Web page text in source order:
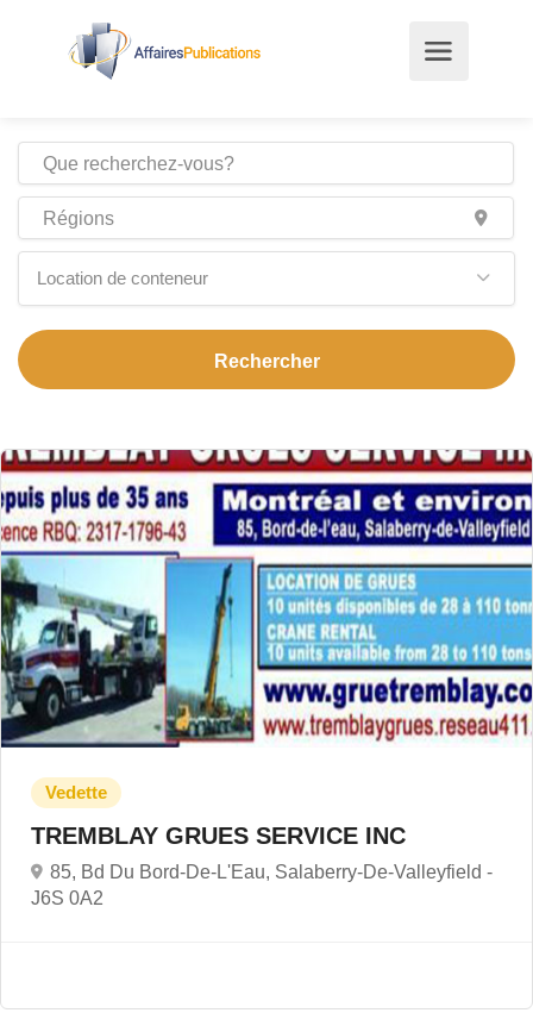
Location de conteneur
TREMBLAY GRUES SERVICE INC
85, Bd Du Bord-De-L'Eau, Salaberry-De-Valleyfield -
J6S 0A2